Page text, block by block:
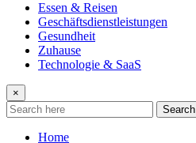
Essen & Reisen
Geschäftsdienstleistungen
Gesundheit
Zuhause
Technologie & SaaS
×
Search
Home